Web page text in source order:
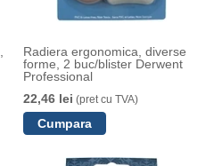
Radiera ergonomica, diverse
forme, 2 buc/blister Derwent
Professional
22,46 lei (pret cu TVA)